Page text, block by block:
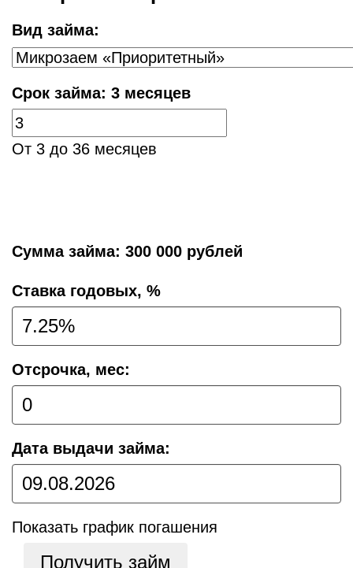
Вид займа:
Срок займа: 3 месяцев
От 3 до 36 месяцев
Сумма займа: 300 000 рублей
Cтавка годовых, %
Отсрочка, мес:
Дата выдачи займа:
Показать график погашения
Получить займ